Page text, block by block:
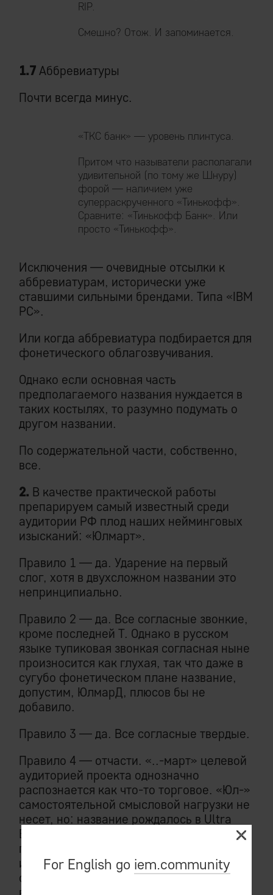
RIP.
Смешно? Отож. И запоминается.
1.7 Аббревиатуры
Почти всегда минус.
«ТКС банк» — уровень плинтуса.
Притом что называтели располагали
удивительной (по тому же Шнуру)
форой — наличием уже
суперраскрученного «Тинькофф».
Сравните: «Тинькофф Банк». Или
просто «Тинькофф».
Исключения — очевидные отсылки к
аббревиатурам, исторически уже
ставшими сильными брендами. Типа «IBM
PC».
Или когда аббревиатура подбирается для
фонетического облагозвучивания.
Однако если основная часть
предполагаемого названия нуждается в
таких костылях, то разумно подумать о
другом названии.
По содержательной части, собственно,
все.
2. В качестве практической работы
препарируем самый известный среди
аудитории РФ плод наших нейминговых
изысканий: «Юлмарт».
Правило 1 — да. Ударение на первый
слог, хотя в двухсложном названии это
непринципиально.
Правило 2 — да. Все согласные звонкие,
кроме последней Т. Однако в русском
языке тупиковая звонкая согласная ныне
произносится как глухая, так что даже в
сугубо фонетическом плане название,
допустим, ЮлмарД, плюсов бы не
добавило.
Правило 3 — да. Все согласные твердые.
Правило 4 — отчасти. «..-март» целевой
аудиторией проекта однозначно
распознается как что-то торговое. «Юл-»
самостоятельной смысловой нагрузки не
несет, но: название рождалось в Ultra
Electronics, для которой это был сайд-
проект. Соответственно, «Юл-» было
изначально «Ul..:» (Ulmart), и недостаток
смысловой нагрузки должен был быть
For English go iem.community